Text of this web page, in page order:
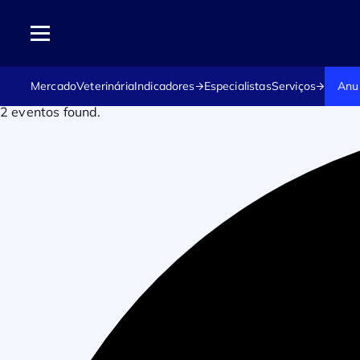
MercadoVeterináriaIndicadores EspecialistasServiços
2 eventos found.